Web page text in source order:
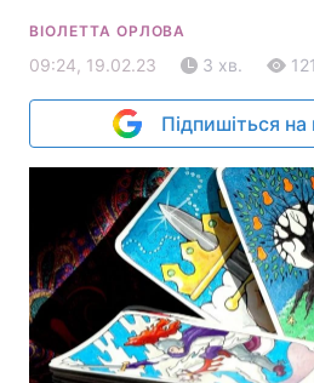
ВІОЛЕТТА ОРЛОВА
09:24, 19.02.23 3 хв.
Підпишіться